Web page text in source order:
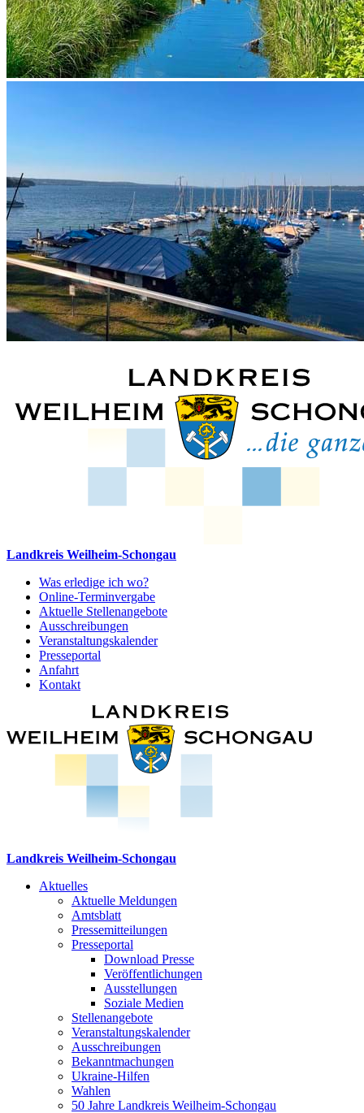
Landkreis Weilheim-Schongau
Was erledige ich wo?
Online-Terminvergabe
Aktuelle Stellenangebote
Ausschreibungen
Veranstaltungskalender
Presseportal
Anfahrt
Kontakt
Landkreis Weilheim-Schongau
Aktuelles
Aktuelle Meldungen
Amtsblatt
Pressemitteilungen
Presseportal
Download Presse
Veröffentlichungen
Ausstellungen
Soziale Medien
Stellenangebote
Veranstaltungskalender
Ausschreibungen
Bekanntmachungen
Ukraine-Hilfen
Wahlen
50 Jahre Landkreis Weilheim-Schongau